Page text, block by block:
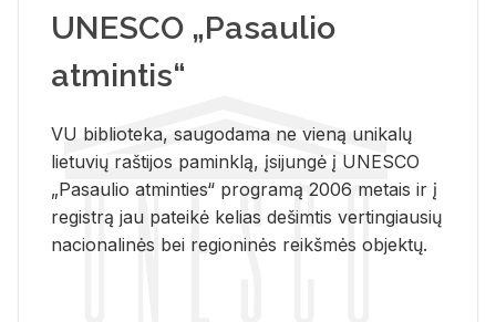
UNESCO „Pasaulio
atmintis“
VU biblioteka, saugodama ne vieną unikalų
lietuvių raštijos paminklą, įsijungė į UNESCO
„Pasaulio atminties“ programą 2006 metais ir į
registrą jau pateikė kelias dešimtis vertingiausių
nacionalinės bei regioninės reikšmės objektų.